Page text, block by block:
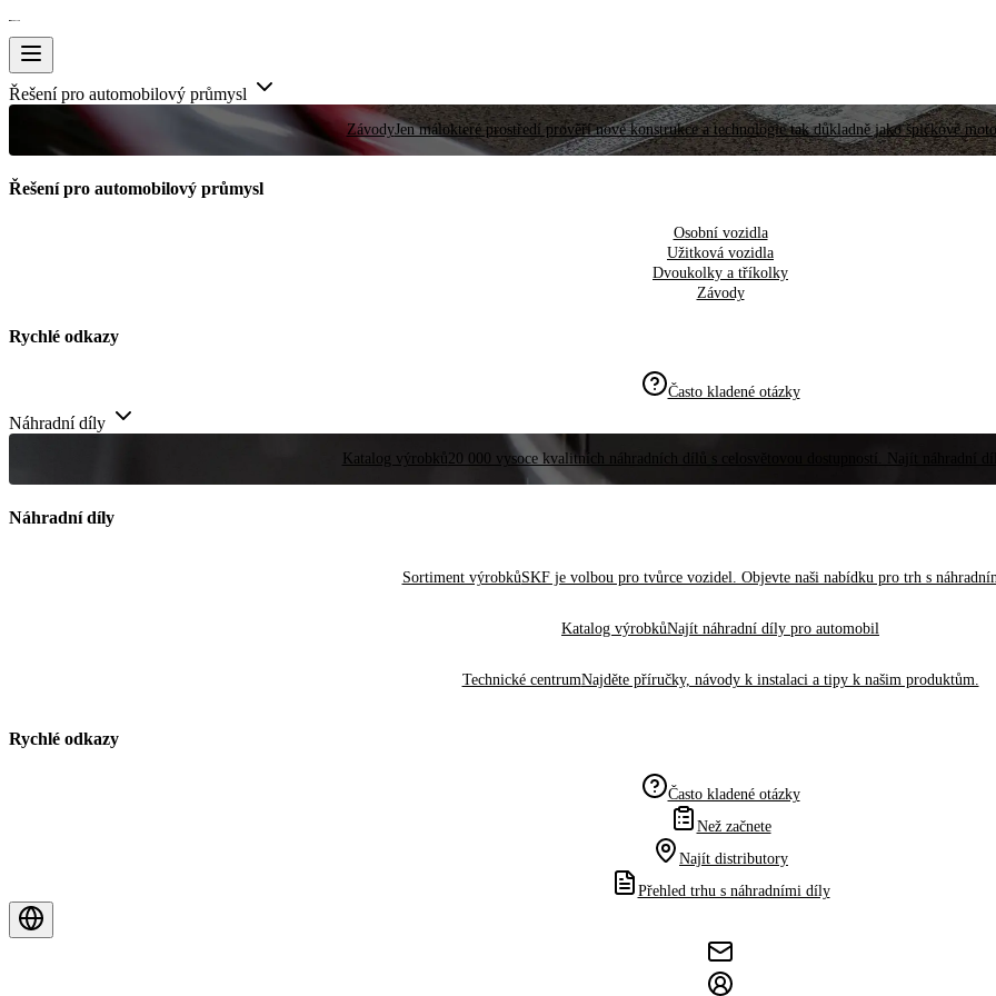
Řešení pro automobilový průmysl
ZávodyJen málokteré prostředí prověří nové konstrukce a technologie tak důkladně jako špičkové
Řešení pro automobilový průmysl
Osobní vozidla
Užitková vozidla
Dvoukolky a tříkolky
Závody
Rychlé odkazy
Často kladené otázky
Náhradní díly
Katalog výrobků20 000 vysoce kvalitních náhradních dílů s celosvětovou dostupností. Najít náhradní
Náhradní díly
Sortiment výrobkůSKF je volbou pro tvůrce vozidel. Objevte naši nabídku pro trh s
Katalog výrobkůNajít náhradní díly pro automobil
Technické centrumNajděte příručky, návody k instalaci a tipy k našim produktům.
Rychlé odkazy
Často kladené otázky
Než začnete
Najít distributory
Přehled trhu s náhradními díly